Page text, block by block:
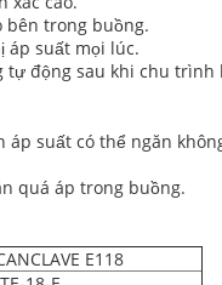
bên trong buồng.
áp suất mọi lúc.
tự động sau khi chu trình
áp suất có thể ngăn
quá áp trong buồng.
E118